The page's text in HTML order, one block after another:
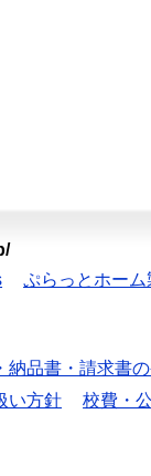
ぷらっとホーム
納品書・請求書
い方針 校費・